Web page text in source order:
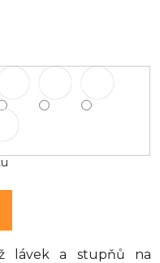
lávek a stupňů na